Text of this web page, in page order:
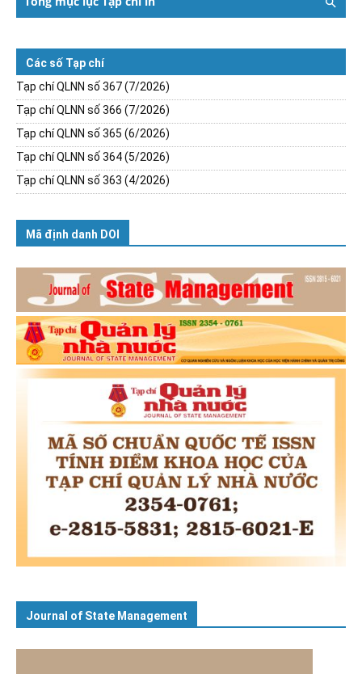
Các số Tạp chí
Tạp chí QLNN số 367 (7/2026)
Tạp chí QLNN số 366 (7/2026)
Tạp chí QLNN số 365 (6/2026)
Tạp chí QLNN số 364 (5/2026)
Tạp chí QLNN số 363 (4/2026)
Mã định danh DOI
Journal of State Management